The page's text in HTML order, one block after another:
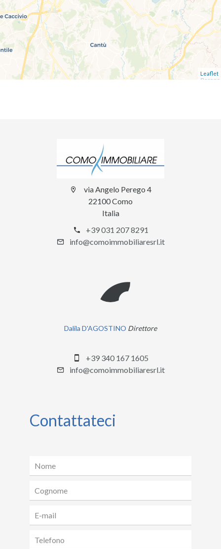
Leaflet
via Angelo Perego 4
22100 Como
Italia
+39 031 207 8291
info@comoimmobiliaresrl.it
Dalila D'AGOSTINO Direttore
+39 340 167 1605
info@comoimmobiliaresrl.it
Contattateci